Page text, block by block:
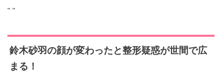
" "
鈴木砂羽の顔が変わったと整形疑惑が世間で広
まる！